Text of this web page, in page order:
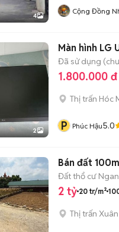
4 Cộng Đồng
2
Màn hình LG
Đã sử dụng
1.800.000 đ
Thị trấn Hóc
P Phúc Hậu5.0
Bán đất
Đất thổ cư
2 tỷ 20 tr/m²
Thị trấn